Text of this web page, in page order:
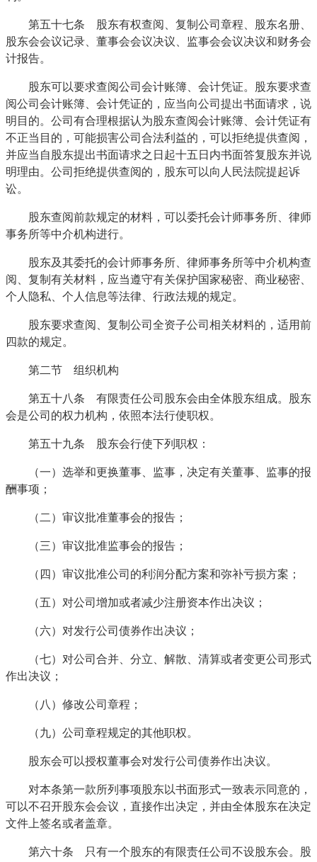
第五十七条 股东有权查阅、复制公司章程、股东名册、
股东会会议记录、董事会会议决议、监事会会议决议和财务会
计报告。
股东可以要求查阅公司会计账簿、会计凭证。股东要求查
阅公司会计账簿、会计凭证的，应当向公司提出书面请求，说
明目的。公司有合理根据认为股东查阅会计账簿、会计凭证有
不正当目的，可能损害公司合法利益的，可以拒绝提供查阅，
并应当自股东提出书面请求之日起十五日内书面答复股东并说
明理由。公司拒绝提供查阅的，股东可以向人民法院提起诉
讼。
股东查阅前款规定的材料，可以委托会计师事务所、律师
事务所等中介机构进行。
股东及其委托的会计师事务所、律师事务所等中介机构查
阅、复制有关材料，应当遵守有关保护国家秘密、商业秘密、
个人隐私、个人信息等法律、行政法规的规定。
股东要求查阅、复制公司全资子公司相关材料的，适用前
四款的规定。
第二节 组织机构
第五十八条 有限责任公司股东会由全体股东组成。股东
会是公司的权力机构，依照本法行使职权。
第五十九条 股东会行使下列职权：
（一）选举和更换董事、监事，决定有关董事、监事的报
酬事项；
（二）审议批准董事会的报告；
（三）审议批准监事会的报告；
（四）审议批准公司的利润分配方案和弥补亏损方案；
（五）对公司增加或者减少注册资本作出决议；
（六）对发行公司债券作出决议；
（七）对公司合并、分立、解散、清算或者变更公司形式
作出决议；
（八）修改公司章程；
（九）公司章程规定的其他职权。
股东会可以授权董事会对发行公司债券作出决议。
对本条第一款所列事项股东以书面形式一致表示同意的，
可以不召开股东会会议，直接作出决定，并由全体股东在决定
文件上签名或者盖章。
第六十条 只有一个股东的有限责任公司不设股东会。股